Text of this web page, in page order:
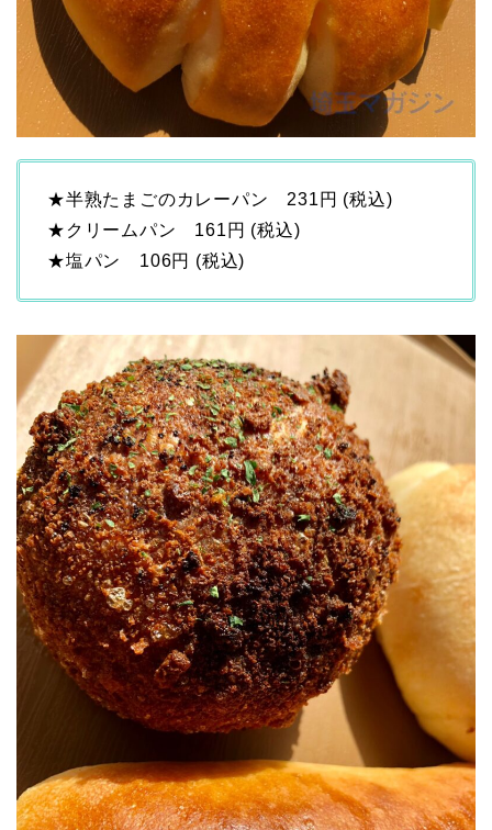
★半熟たまごのカレーパン 231円 (税込)
★クリームパン 161円 (税込)
★塩パン 106円 (税込)